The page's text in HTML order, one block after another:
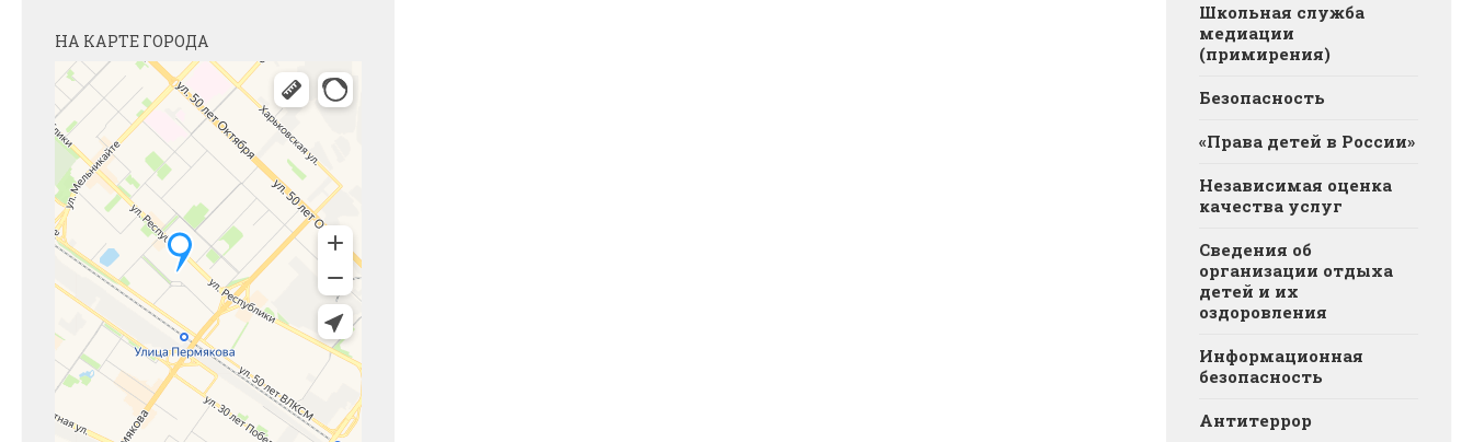
НА КАРТЕ ГОРОДА
Школьная служба
медиации
(примирения)
Безопасность
«Права детей в России»
Независимая оценка
качества услуг
Сведения об
организации отдыха
детей и их
оздоровления
Информационная
безопасность
Антитеррор